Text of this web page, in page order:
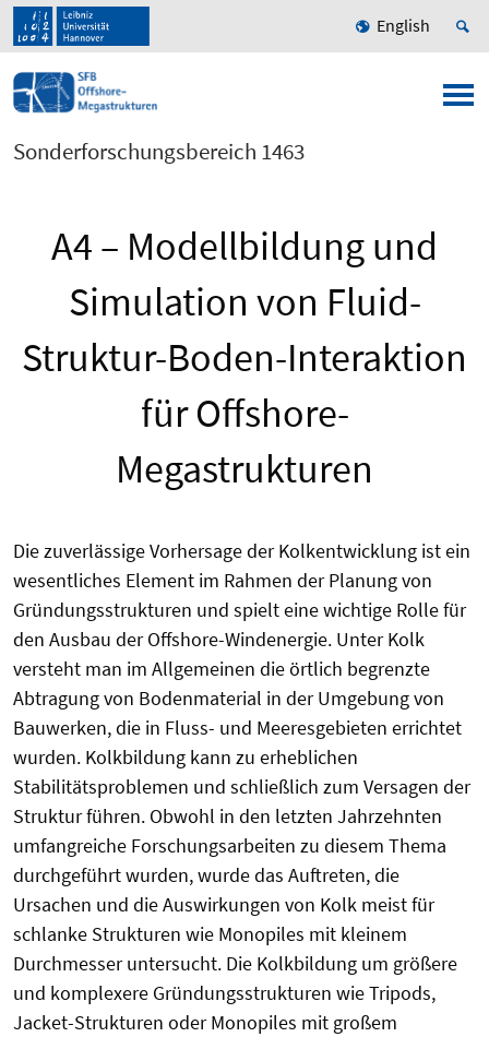
English
Sonderforschungsbereich 1463
A4 – Modellbildung und
Simulation von Fluid-
Struktur-Boden-Interaktion
für Offshore-
Megastrukturen
Die zuverlässige Vorhersage der Kolkentwicklung ist ein
wesentliches Element im Rahmen der Planung von
Gründungsstrukturen und spielt eine wichtige Rolle für
den Ausbau der Offshore-Windenergie. Unter Kolk
versteht man im Allgemeinen die örtlich begrenzte
Abtragung von Bodenmaterial in der Umgebung von
Bauwerken, die in Fluss- und Meeresgebieten errichtet
wurden. Kolkbildung kann zu erheblichen
Stabilitätsproblemen und schließlich zum Versagen der
Struktur führen. Obwohl in den letzten Jahrzehnten
umfangreiche Forschungsarbeiten zu diesem Thema
durchgeführt wurden, wurde das Auftreten, die
Ursachen und die Auswirkungen von Kolk meist für
schlanke Strukturen wie Monopiles mit kleinem
Durchmesser untersucht. Die Kolkbildung um größere
und komplexere Gründungsstrukturen wie Tripods,
Jacket-Strukturen oder Monopiles mit großem